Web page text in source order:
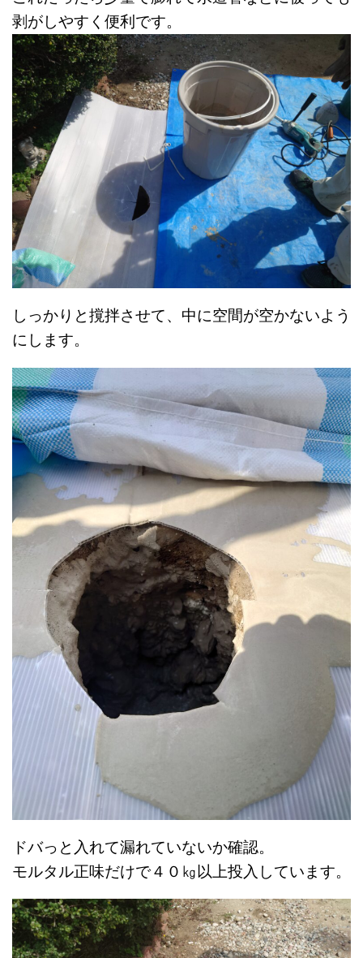
剥がしやすく便利です。
しっかりと撹拌させて、中に空間が空かないよう
にします。
ドバっと入れて漏れていないか確認。
モルタル正味だけで４０㎏以上投入しています。